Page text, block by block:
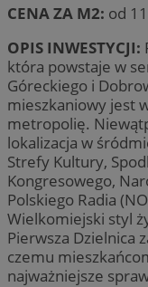
CENA ZA M2: od
OPIS INWESTYCJI:
która powstaje w
Góreckiego i
mieszkaniowy jest
metropolię.
lokalizacja w
Strefy Kultury,
Kongresowego,
Polskiego Radia
Wielkomiejski styl
Pierwsza Dzielnica
czemu
najważniejsze